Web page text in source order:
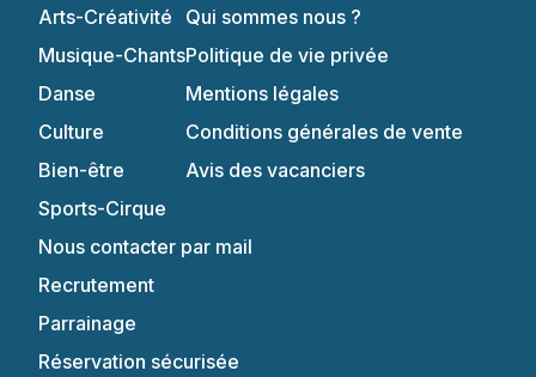
Arts-Créativité
Musique-Chants
Danse
Culture
Bien-être
Sports-Cirque
Qui sommes nous ?
Politique de vie privée
Mentions légales
Conditions générales de vente
Avis des vacanciers
Nous contacter par mail
Recrutement
Parrainage
Réservation sécurisée